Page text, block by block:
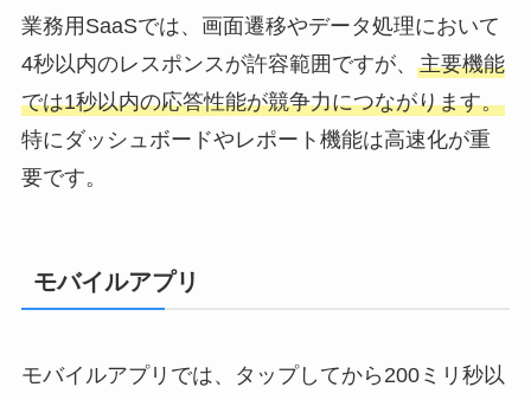
業務用SaaSでは、画面遷移やデータ処理において
4秒以内のレスポンスが許容範囲ですが、 主要機能
では1秒以内の応答性能が競争力につながります。
特にダッシュボードやレポート機能は高速化が重
要です。
モバイルアプリ
モバイルアプリでは、タップしてから200ミリ秒以